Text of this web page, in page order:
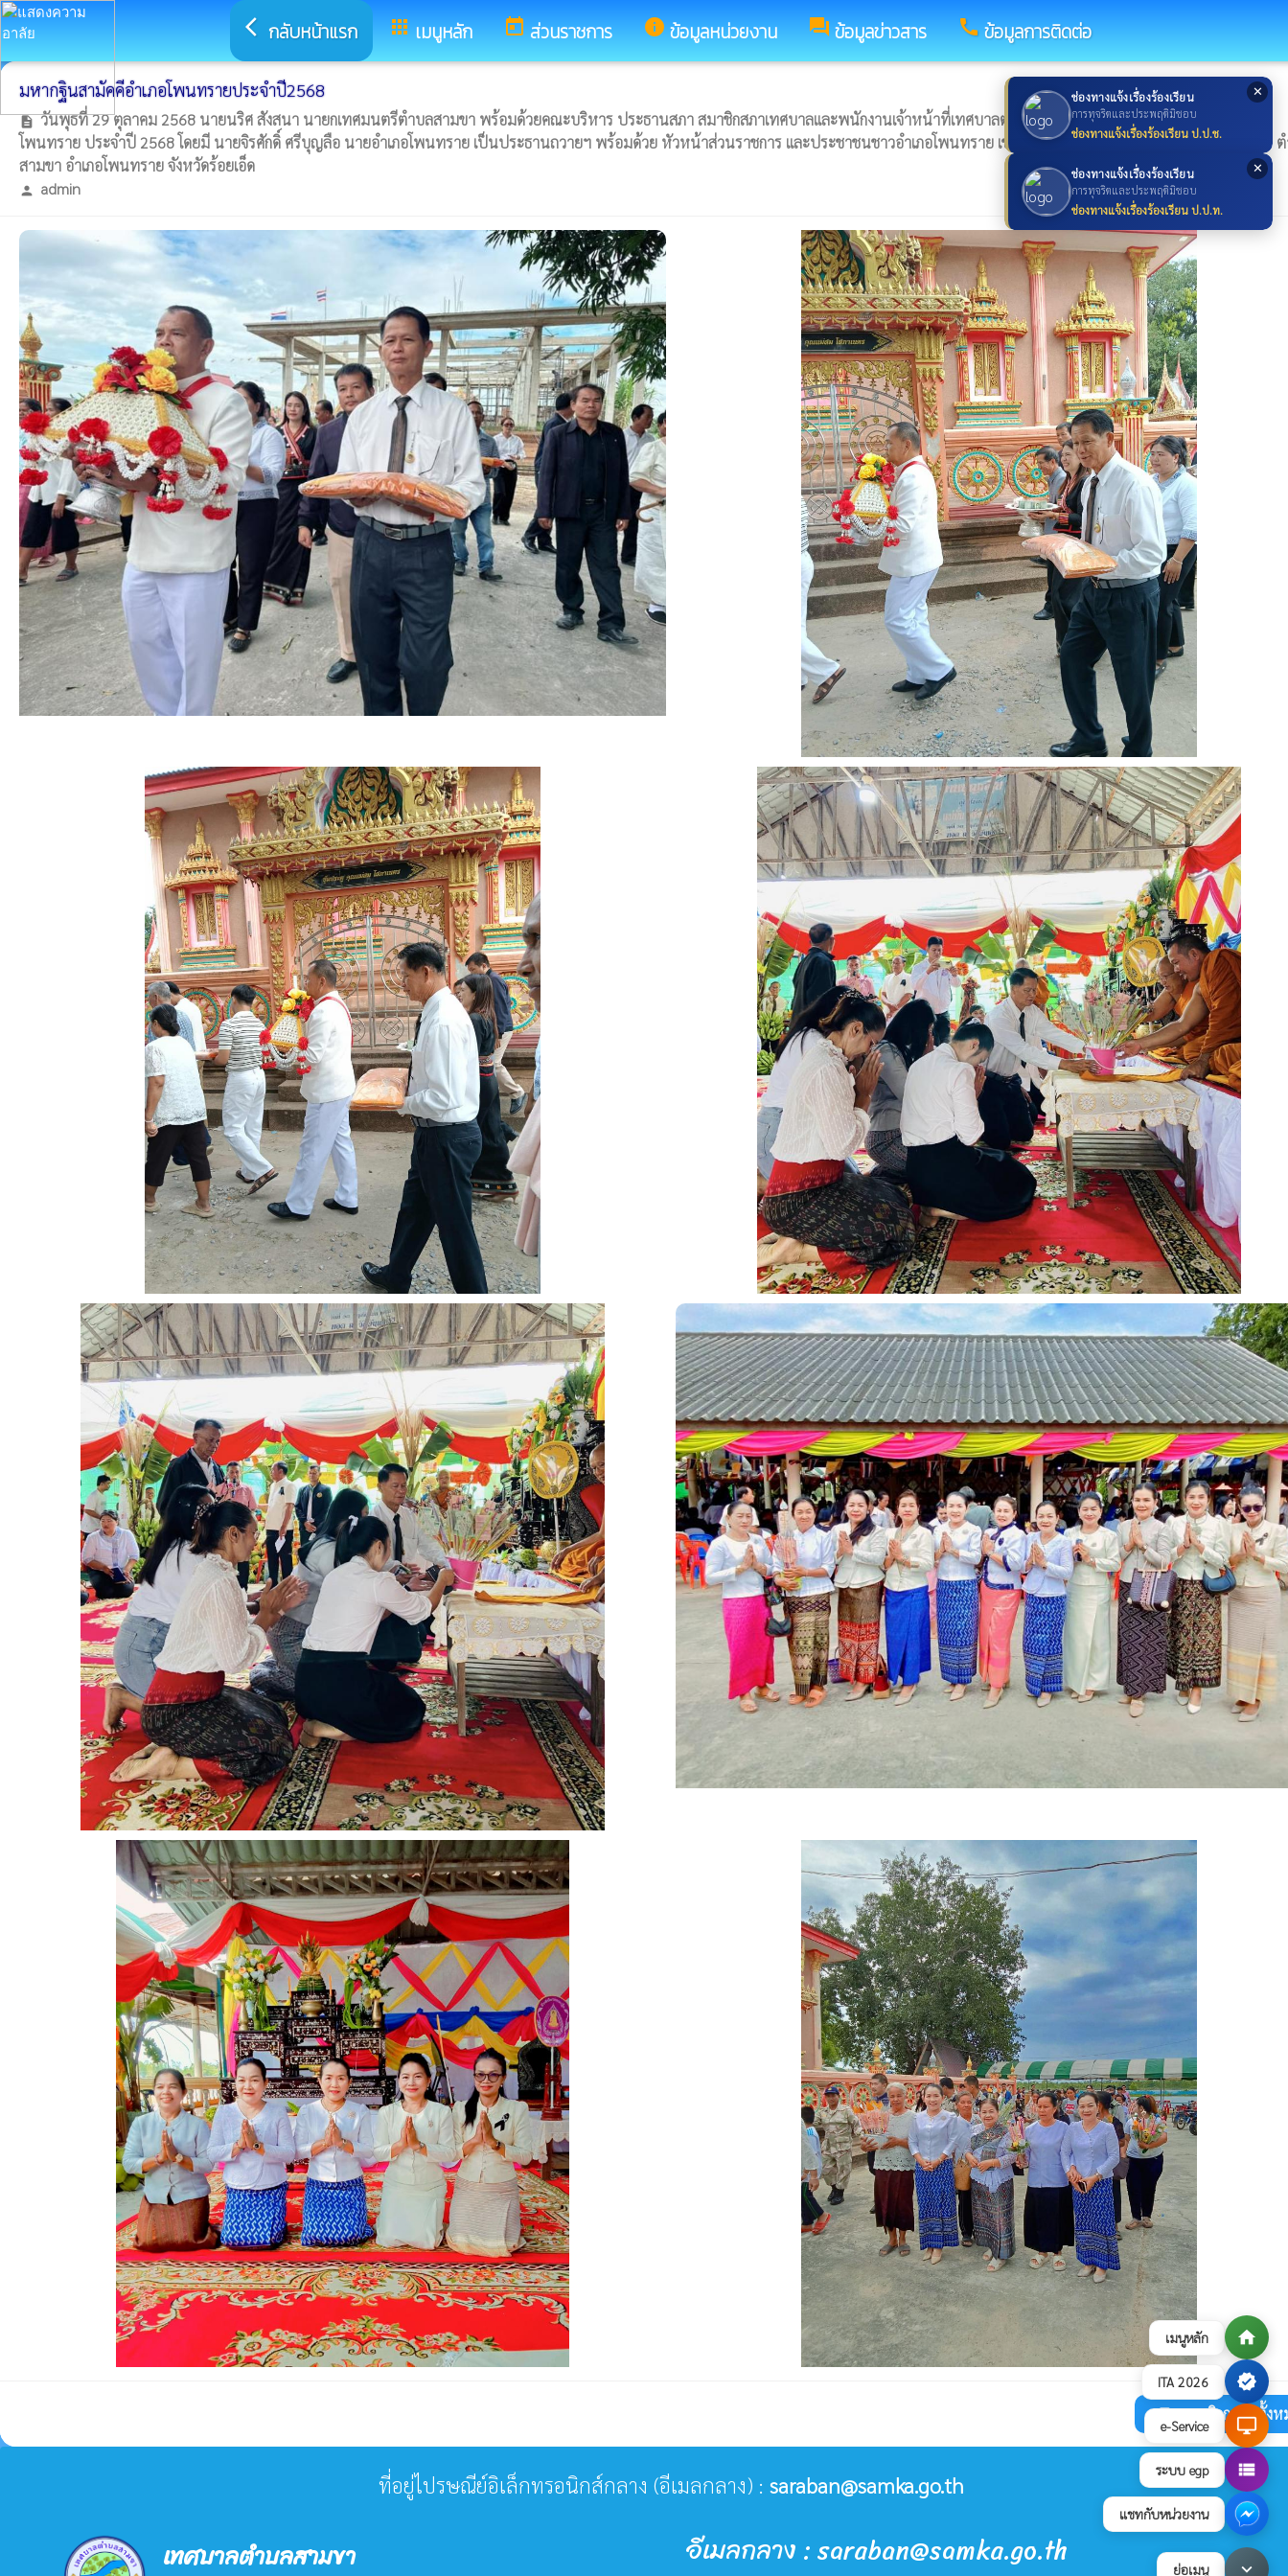
เมนูหลัก home
ITA 2026 verified
e-Service desktop_windows
ระบบ egp view_list
แชทกับหน่วยงาน
ย่อเมนู keyboard_arrow_down
✕
ช่องทางแจ้งเรื่องร้องเรียน
การทุจริตและประพฤติมิชอบ
ช่องทางแจ้งเรื่องร้องเรียน ป.ป.ช.
✕
ช่องทางแจ้งเรื่องร้องเรียน
การทุจริตและประพฤติมิชอบ
ช่องทางแจ้งเรื่องร้องเรียน ป.ป.ท.
arrow_back_ios กลับหน้าแรก apps เมนูหลัก today ส่วนราชการ info ข้อมูลหน่วยงาน forum ข้อมูลข่าวสาร call ข้อมูลการติดต่อ
มหากฐินสามัคคีอำเภอโพนทรายประจำปี2568
description วันพุธที่ 29 ตุลาคม 2568 นายนริศ สังสนา นายกเทศมนตรีตำบลสามขา พร้อมด้วยคณะบริหาร ประธานสภา สมาชิกสภาเทศบาลและพนักงานเจ้าหน้าที่เทศบาลตำบลสามขา ร่วมงานมหากฐินสามัคคีอำเภอ
โพนทราย ประจำปี 2568 โดยมี นายจิรศักดิ์ ศรีบุญลือ นายอำเภอโพนทราย เป็นประธานถวายฯ พร้อมด้วย หัวหน้าส่วนราชการ และประชาชนชาวอำเภอโพนทราย เข้าร่วมงานฯ ณ วัดบ้านสำโรงโพนดวน หมู่ที่3
สามขา อำเภอโพนทราย จังหวัดร้อยเอ็ด
person admin
ดูภาพกิจกรรมทั้งห
ที่อยู่ไปรษณีย์อิเล็กทรอนิกส์กลาง (อีเมลกลาง) : saraban@samka.go.th
เทศบาลตำบลสามขา
อีเมลกลาง : saraban@samka.go.th